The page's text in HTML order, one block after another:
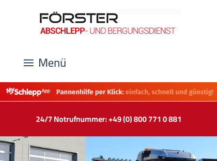
Menü
24/7 Notrufnummer: +49 (0) 800 771 0 881